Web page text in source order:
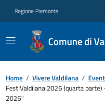
Regione Piemonte
Comune di
Home / Vivere Valdilana /
FestiValdilana 2026 (quarta
2026"